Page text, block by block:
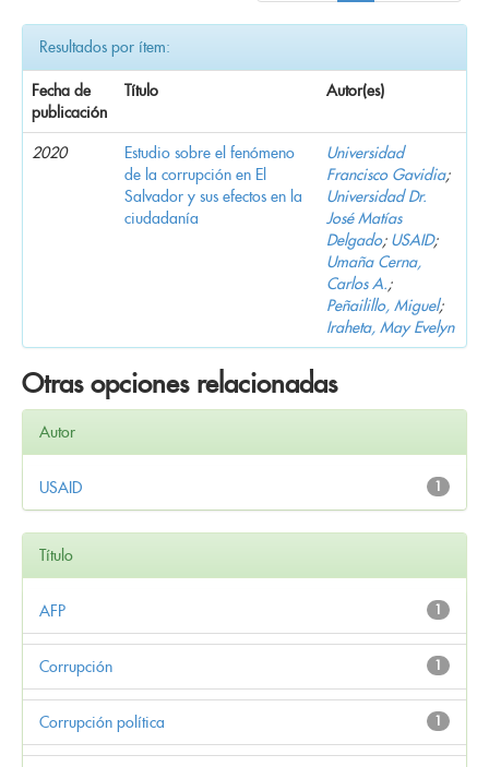
Resultados por ítem:
Fecha de
publicación
Título Autor(es)
2020
Estudio sobre el fenómeno
de la corrupción en El
Salvador y sus efectos en la
ciudadanía
Universidad
Francisco Gavidia;
Universidad Dr.
José Matías
Delgado; USAID;
Umaña Cerna,
Carlos A.;
Peñailillo, Miguel;
Iraheta, May Evelyn
Otras opciones relacionadas
Autor
1
USAID
Título
1
AFP
1
Corrupción
1
Corrupción política